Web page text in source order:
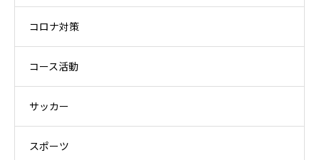
コロナ対策
コース活動
サッカー
スポーツ